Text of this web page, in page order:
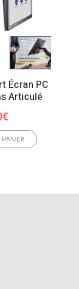
Écran PC
Articulé
€